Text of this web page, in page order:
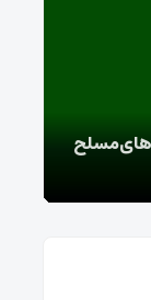
عضو باندهای مسلح